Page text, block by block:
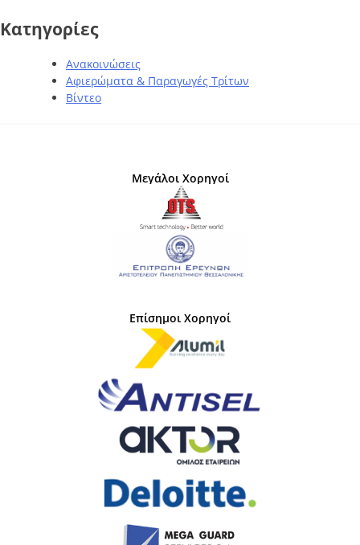
Kατηγορίες
Ανακοινώσεις
Αφιερώματα & Παραγωγές Τρίτων
Βίντεο
Μεγάλοι Χορηγοί
Επίσημοι Χορηγοί